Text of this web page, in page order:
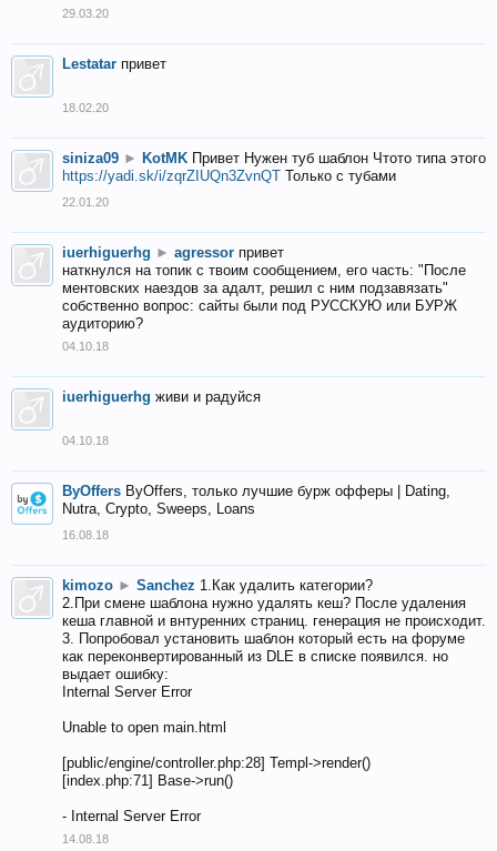
29.03.20
Lestatar привет
18.02.20
siniza09 ► KotMK Привет Нужен туб шаблон Чтото типа этого
https://yadi.sk/i/zqrZIUQn3ZvnQT Только с тубами
22.01.20
iuerhiguerhg ► agressor привет
наткнулся на топик с твоим сообщением, его часть: "После
ментовских наездов за адалт, решил с ним подзавязать"
собственно вопрос: сайты были под РУССКУЮ или БУРЖ
аудиторию?
04.10.18
iuerhiguerhg живи и радуйся
04.10.18
ByOffers ByOffers, только лучшие бурж офферы | Dating,
Nutra, Crypto, Sweeps, Loans
16.08.18
kimozo ► Sanchez 1.Как удалить категории?
2.При смене шаблона нужно удалять кеш? После удаления
кеша главной и внтуренних страниц. генерация не происходит.
3. Попробовал установить шаблон который есть на форуме
как переконвертированный из DLE в списке появился. но
выдает ошибку:
Internal Server Error
Unable to open main.html
[public/engine/controller.php:28] Templ->render()
[index.php:71] Base->run()
- Internal Server Error
14.08.18